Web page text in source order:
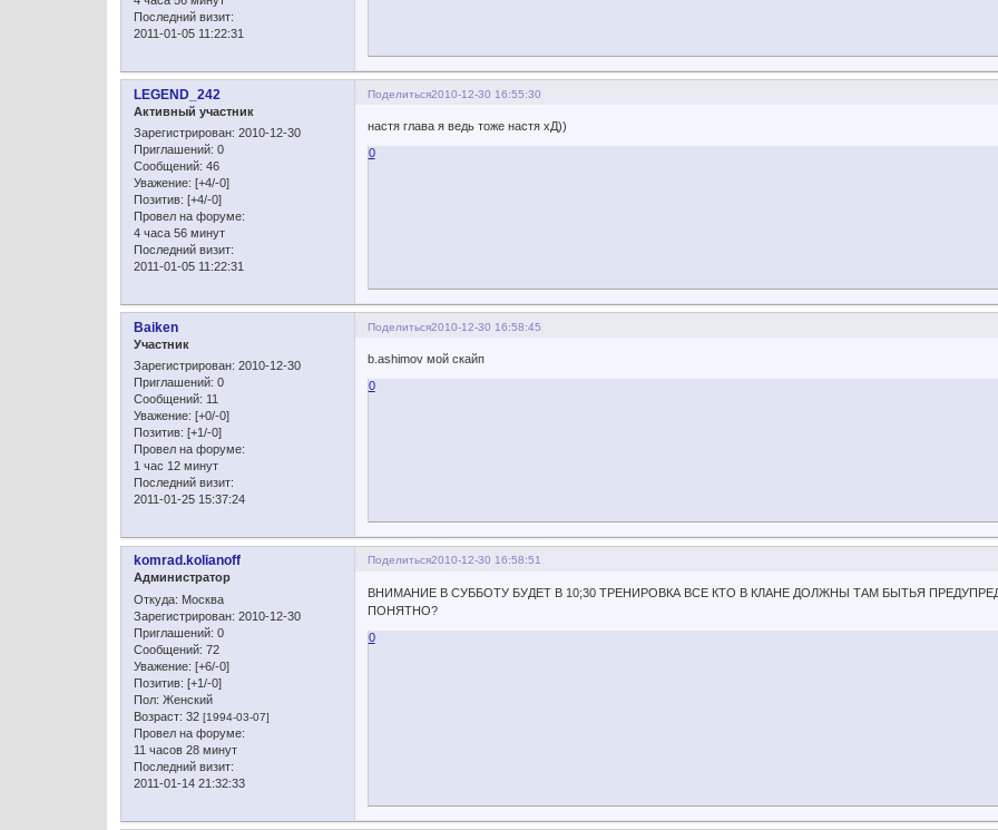
Последний визит:
2011-01-05 11:22:31
Поделиться2010-12-30 16:55:30
LEGEND_242
Активный участник
Зарегистрирован: 2010-12-30
Приглашений: 0
Сообщений: 46
Уважение: [+4/-0]
Позитив: [+4/-0]
Провел на форуме:
4 часа 56 минут
Последний визит:
2011-01-05 11:22:31
настя глава я ведь тоже настя хД))
0
Поделиться2010-12-30 16:58:45
Baiken
Участник
Зарегистрирован: 2010-12-30
Приглашений: 0
Сообщений: 11
Уважение: [+0/-0]
Позитив: [+1/-0]
Провел на форуме:
1 час 12 минут
Последний визит:
2011-01-25 15:37:24
b.ashimov мой скайп
0
Поделиться2010-12-30 16:58:51
komrad.kolianoff
Администратор
Откуда: Москва
Зарегистрирован: 2010-12-30
Приглашений: 0
Сообщений: 72
Уважение: [+6/-0]
Позитив: [+1/-0]
Пол: Женский
Возраст: 32 [1994-03-07]
Провел на форуме:
11 часов 28 минут
Последний визит:
2011-01-14 21:32:33
ВНИМАНИЕ В СУББОТУ БУДЕТ В 10;30 ТРЕНИРОВКА ВСЕ КТО В КЛАНЕ ДОЛЖНЫ ТАМ БЫТЬЯ
ПОНЯТНО?
0